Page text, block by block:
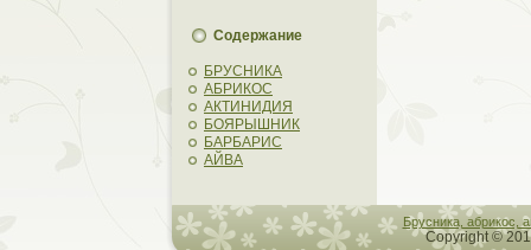
Содержание
БРУСНИКА
АБРИКОС
АКТИНИДИЯ
БОЯРЫШНИК
БАРБАРИС
АЙВА
Брусника, абрикос,
Copyright ©